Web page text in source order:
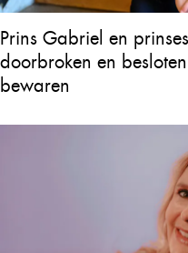
Prins Gabriel en
doorbroken en
bewaren